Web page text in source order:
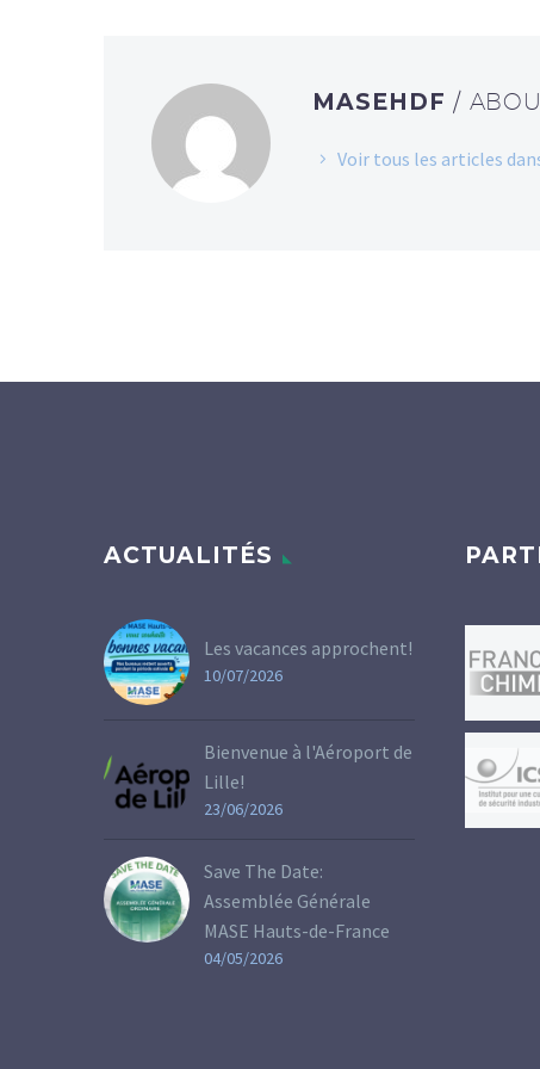
MASEHDF /
Voir tous les articles
ACTUALITÉS
Les vacances approchent!
10/07/2026
Bienvenue à l'Aéroport de
Lille!
23/06/2026
Save The Date:
Assemblée Générale
MASE Hauts-de-France
04/05/2026